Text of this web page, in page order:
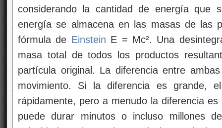
perfectamente estables. Sin embargo, la
las partículas π°, η y Σ° es la
partículas tienen una vida media
interacción electromagnética es mucho más
Durante la década de 1950 y 1960
dio lugar a esa famosa anécdota deFermi
me hubiera dedicado a la botánica.”